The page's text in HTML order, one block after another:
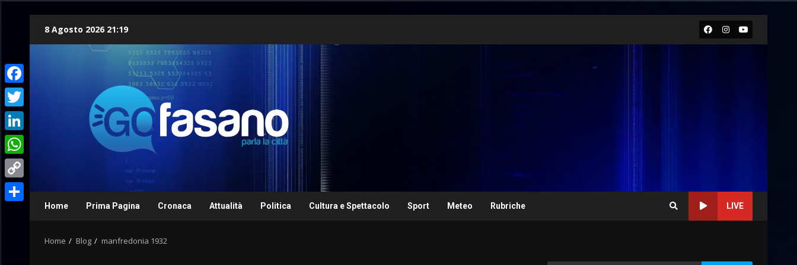
8 Agosto 2026 21:19 Facebook
Instagram
Youtube
Home Prima Pagina Cronaca Attualità Politica Cultura e Spettacolo Sport Meteo Rubriche LIVE
Home Blog manfredonia 1932
Facebook
Twitter
LinkedIn
WhatsApp
Copy